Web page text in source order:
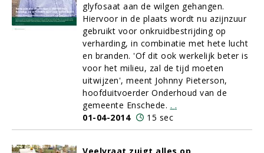
glyfosaat aan de wilgen gehangen.
Hiervoor in de plaats wordt nu azijnzuur
gebruikt voor onkruidbestrijding op
verharding, in combinatie met hete lucht
en branden. 'Of dit ook werkelijk beter is
voor het milieu, zal de tijd moeten
uitwijzen', meent Johnny Pieterson,
hoofduitvoerder Onderhoud van de
gemeente Enschede. . .
01-04-2014
15 sec